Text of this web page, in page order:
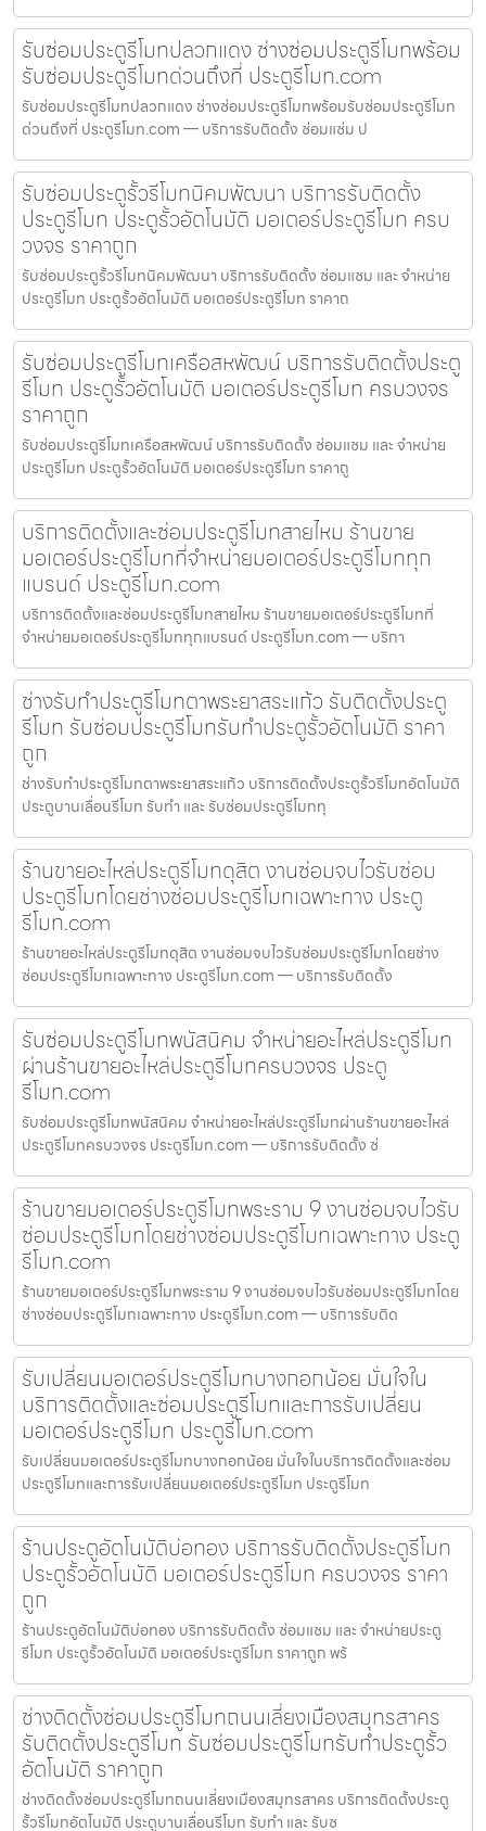
รับซ่อมประตูรีโมทปลวกแดง ช่างซ่อมประตูรีโมทพร้อม
รับซ่อมประตูรีโมทด่วนถึงที่ ประตูรีโมท.com
รับซ่อมประตูรีโมทปลวกแดง ช่างซ่อมประตูรีโมทพร้อมรับซ่อมประตูรีโมท
ด่วนถึงที่ ประตูรีโมท.com — บริการรับติดตั้ง ซ่อมแซ่ม ป
รับซ่อมประตูรั้วรีโมทนิคมพัฒนา บริการรับติดตั้ง
ประตูรีโมท ประตูรั้วอัตโนมัติ มอเตอร์ประตูรีโมท ครบ
วงจร ราคาถูก
รับซ่อมประตูรั้วรีโมทนิคมพัฒนา บริการรับติดตั้ง ซ่อมแซม และ จำหน่าย
ประตูรีโมท ประตูรั้วอัตโนมัติ มอเตอร์ประตูรีโมท ราคาถ
รับซ่อมประตูรีโมทเครือสหพัฒน์ บริการรับติดตั้งประตู
รีโมท ประตูรั้วอัตโนมัติ มอเตอร์ประตูรีโมท ครบวงจร
ราคาถูก
รับซ่อมประตูรีโมทเครือสหพัฒน์ บริการรับติดตั้ง ซ่อมแซม และ จำหน่าย
ประตูรีโมท ประตูรั้วอัตโนมัติ มอเตอร์ประตูรีโมท ราคาถู
บริการติดตั้งและซ่อมประตูรีโมทสายไหม ร้านขาย
มอเตอร์ประตูรีโมทที่จำหน่ายมอเตอร์ประตูรีโมททุก
แบรนด์ ประตูรีโมท.com
บริการติดตั้งและซ่อมประตูรีโมทสายไหม ร้านขายมอเตอร์ประตูรีโมทที่
จำหน่ายมอเตอร์ประตูรีโมททุกแบรนด์ ประตูรีโมท.com — บริกา
ช่างรับทำประตูรีโมทตาพระยาสระแก้ว รับติดตั้งประตู
รีโมท รับซ่อมประตูรีโมทรับทำประตูรั้วอัตโนมัติ ราคา
ถูก
ช่างรับทำประตูรีโมทตาพระยาสระแก้ว บริการติดตั้งประตูรั้วรีโมทอัตโนมัติ
ประตูบานเลื่อนรีโมท รับทำ และ รับซ่อมประตูรีโมททุ
ร้านขายอะไหล่ประตูรีโมทดุสิต งานซ่อมจบไวรับซ่อม
ประตูรีโมทโดยช่างซ่อมประตูรีโมทเฉพาะทาง ประตู
รีโมท.com
ร้านขายอะไหล่ประตูรีโมทดุสิต งานซ่อมจบไวรับซ่อมประตูรีโมทโดยช่าง
ซ่อมประตูรีโมทเฉพาะทาง ประตูรีโมท.com — บริการรับติดตั้ง
รับซ่อมประตูรีโมทพนัสนิคม จำหน่ายอะไหล่ประตูรีโมท
ผ่านร้านขายอะไหล่ประตูรีโมทครบวงจร ประตู
รีโมท.com
รับซ่อมประตูรีโมทพนัสนิคม จำหน่ายอะไหล่ประตูรีโมทผ่านร้านขายอะไหล่
ประตูรีโมทครบวงจร ประตูรีโมท.com — บริการรับติดตั้ง ซ่
ร้านขายมอเตอร์ประตูรีโมทพระราม 9 งานซ่อมจบไวรับ
ซ่อมประตูรีโมทโดยช่างซ่อมประตูรีโมทเฉพาะทาง ประตู
รีโมท.com
ร้านขายมอเตอร์ประตูรีโมทพระราม 9 งานซ่อมจบไวรับซ่อมประตูรีโมทโดย
ช่างซ่อมประตูรีโมทเฉพาะทาง ประตูรีโมท.com — บริการรับติด
รับเปลี่ยนมอเตอร์ประตูรีโมทบางกอกน้อย มั่นใจใน
บริการติดตั้งและซ่อมประตูรีโมทและการรับเปลี่ยน
มอเตอร์ประตูรีโมท ประตูรีโมท.com
รับเปลี่ยนมอเตอร์ประตูรีโมทบางกอกน้อย มั่นใจในบริการติดตั้งและซ่อม
ประตูรีโมทและการรับเปลี่ยนมอเตอร์ประตูรีโมท ประตูรีโมท
ร้านประตูอัตโนมัติบ่อทอง บริการรับติดตั้งประตูรีโมท
ประตูรั้วอัตโนมัติ มอเตอร์ประตูรีโมท ครบวงจร ราคา
ถูก
ร้านประตูอัตโนมัติบ่อทอง บริการรับติดตั้ง ซ่อมแซม และ จำหน่ายประตู
รีโมท ประตูรั้วอัตโนมัติ มอเตอร์ประตูรีโมท ราคาถูก พร้
ช่างติดตั้งซ่อมประตูรีโมทถนนเลี่ยงเมืองสมุทรสาคร
รับติดตั้งประตูรีโมท รับซ่อมประตูรีโมทรับทำประตูรั้ว
อัตโนมัติ ราคาถูก
ช่างติดตั้งซ่อมประตูรีโมทถนนเลี่ยงเมืองสมุทรสาคร บริการติดตั้งประตู
รั้วรีโมทอัตโนมัติ ประตูบานเลื่อนรีโมท รับทำ และ รับซ